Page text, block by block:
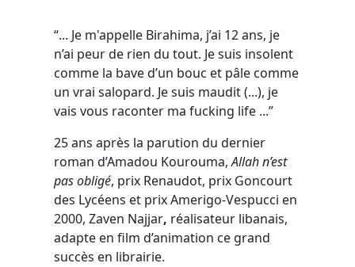
“... Je m'appelle Birahima, j’ai 12 ans, je
n’ai peur de rien du tout. Je suis insolent
comme la bave d’un bouc et pâle comme
un vrai salopard. Je suis maudit (...), je
vais vous raconter ma fucking life ...”
25 ans après la parution du dernier
roman d’Amadou Kourouma,Allah n’est
pas obligé, prix Renaudot, prix Goncourt
des Lycéens et prix Amerigo-Vespucci en
2000, Zaven Najjar, réalisateur libanais,
adapte en film d’animation ce grand
succès en librairie.